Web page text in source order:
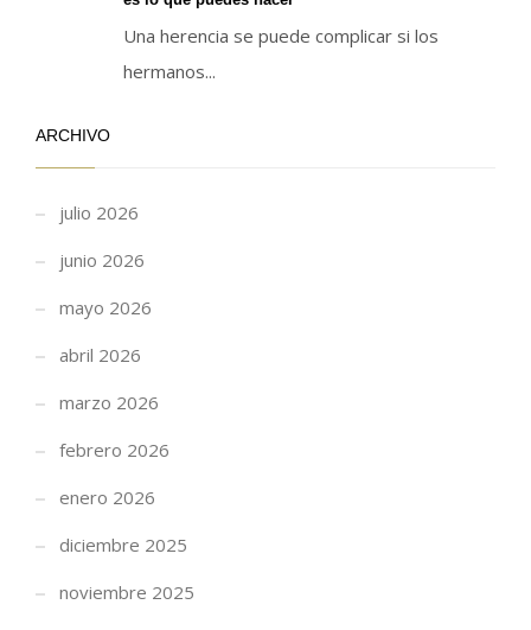
Una herencia se puede complicar si los
hermanos...
ARCHIVO
julio 2026
junio 2026
mayo 2026
abril 2026
marzo 2026
febrero 2026
enero 2026
diciembre 2025
noviembre 2025